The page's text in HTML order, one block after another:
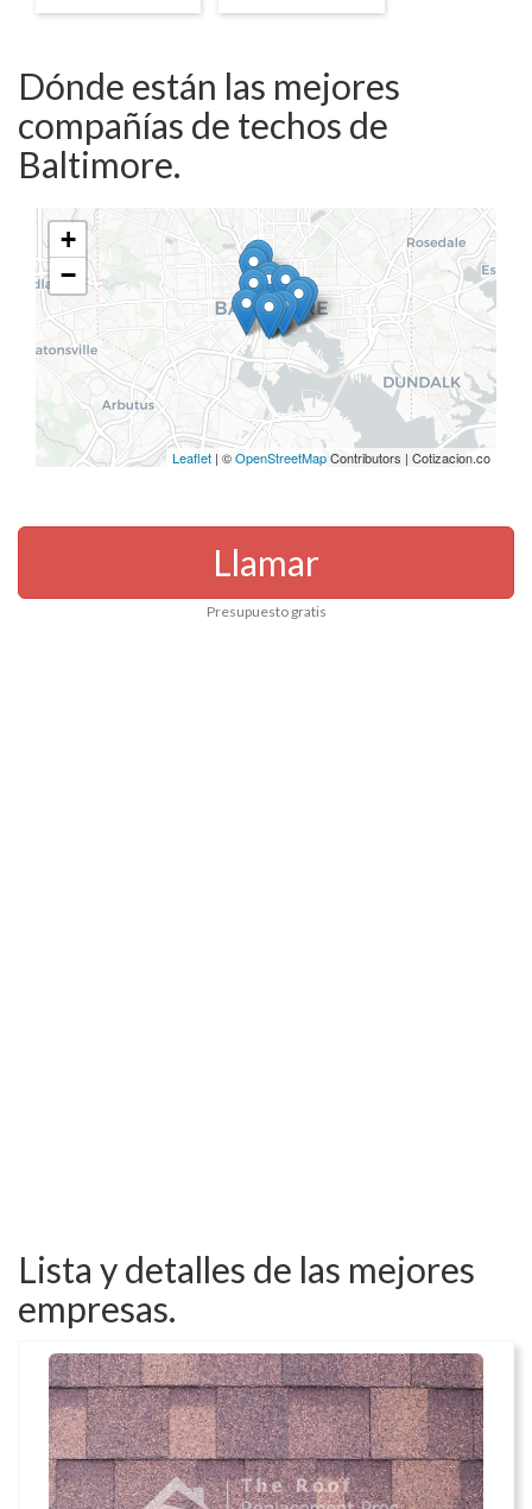
Dónde están las mejores
compañías de techos de
Baltimore.
+
−
Leaflet | ©OpenStreetMapContributors | Cotizacion.co
Llamar
Presupuesto gratis
Lista y detalles de las mejores
empresas.